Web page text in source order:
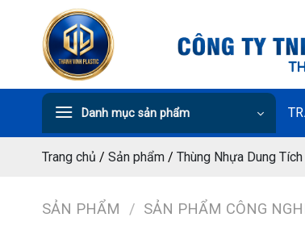
Danh mục sản phẩm
Trang chủ / Sản phẩm / Thùng Nhựa Dung
SẢN PHẨM / SẢN PHẨM CÔNG